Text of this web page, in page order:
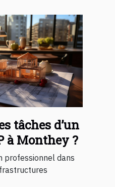
tâches d’un
à Monthey ?
professionnel dans